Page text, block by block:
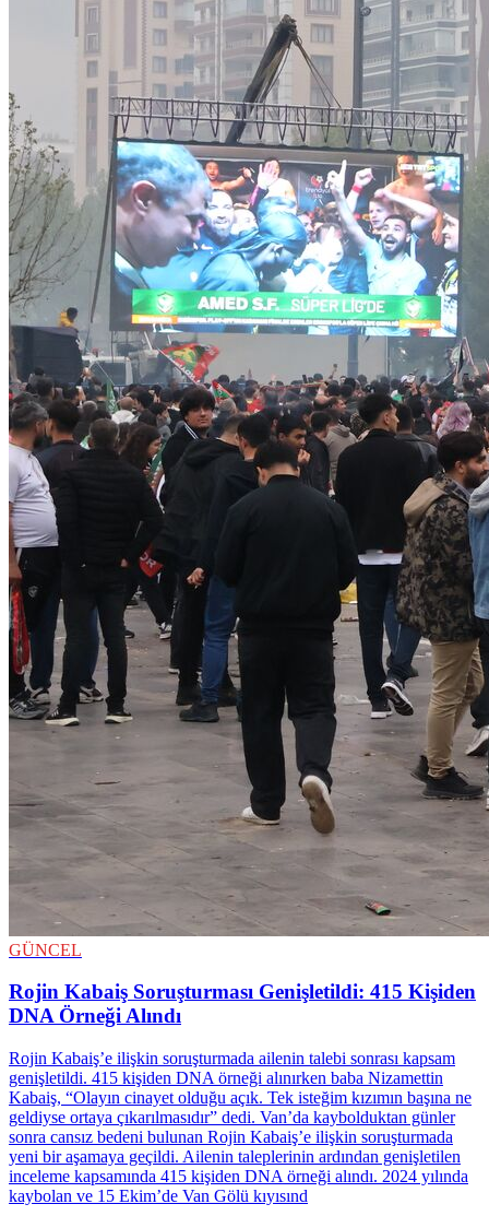
GÜNCEL
Rojin Kabaiş Soruşturması Genişletildi: 415 Kişiden
DNA Örneği Alındı
Rojin Kabaiş’e ilişkin soruşturmada ailenin talebi sonrası kapsam
genişletildi. 415 kişiden DNA örneği alınırken baba Nizamettin
Kabaiş, “Olayın cinayet olduğu açık. Tek isteğim kızımın başına ne
geldiyse ortaya çıkarılmasıdır” dedi. Van’da kaybolduktan günler
sonra cansız bedeni bulunan Rojin Kabaiş’e ilişkin soruşturmada
yeni bir aşamaya geçildi. Ailenin taleplerinin ardından genişletilen
inceleme kapsamında 415 kişiden DNA örneği alındı. 2024 yılında
kaybolan ve 15 Ekim’de Van Gölü kıyısınd